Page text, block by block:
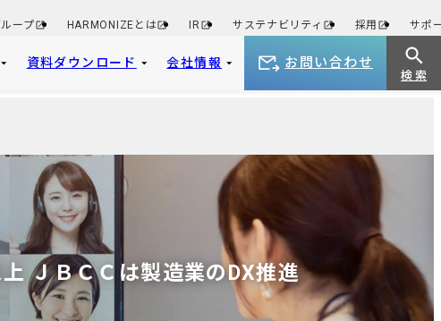
ープ HARMONIZEとは IR サステナビリティ 採用 サポ
資料ダウンロード 会社情報 お問い合わせ
検 索
ＪＢＣＣは製造業のDX推進